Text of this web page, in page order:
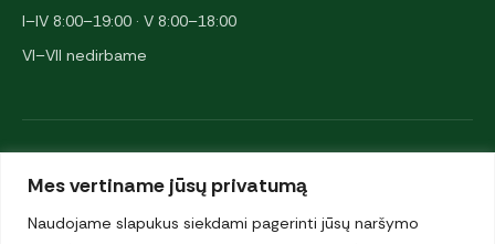
Mes vertiname jūsų privatumą
Naudojame slapukus siekdami pagerinti jūsų naršymo
I–IV 8:00–19:00 · V 8:00–18:00
VI–VII nedirbame